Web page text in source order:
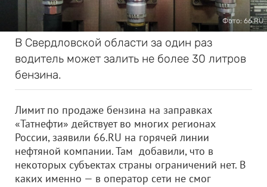
Фото: 66.RU
В Свердловской области за один раз
водитель может залить не более 30 литров
бензина.
Лимит по продаже бензина на заправках
«Татнефти» действует во многих регионах
России, заявили 66.RU на горячей линии
нефтяной компании. Там добавили, что в
некоторых субъектах страны ограничений нет. В
каких именно — в оператор сети не смог